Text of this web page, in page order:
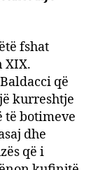
fshat
XIX.
që
kurreshtje
të botimeve
dhe
që i